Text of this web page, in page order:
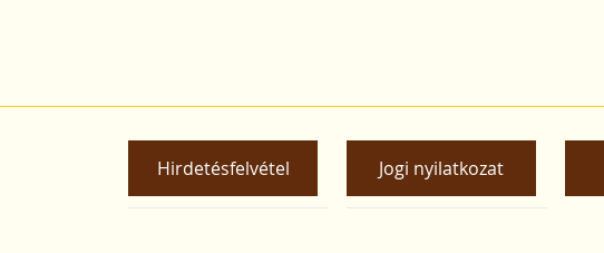
Hirdetésfelvétel Jogi nyilatkozat